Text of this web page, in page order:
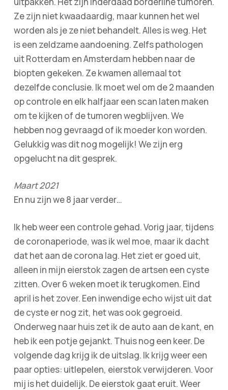
Ze zijn niet kwaadaardig, maar kunnen het wel
worden als je ze niet behandelt. Alles is weg. Het
is een zeldzame aandoening. Zelfs pathologen
uit Rotterdam en Amsterdam hebben naar de
biopten gekeken. Ze kwamen allemaal tot
dezelfde conclusie. Ik moet wel om de 2 maanden
op controle en elk halfjaar een scan laten maken
om te kijken of de tumoren wegblijven. We
hebben nog gevraagd of ik moeder kon worden.
Gelukkig was dit nog mogelijk! We zijn erg
opgelucht na dit gesprek.
Maart 2021
En nu zijn we 8 jaar verder…
Ik heb weer een controle gehad. Vorig jaar, tijdens
de coronaperiode, was ik wel moe, maar ik dacht
dat het aan de corona lag. Het ziet er goed uit,
alleen in mijn eierstok zagen de artsen een cyste
zitten. Over 6 weken moet ik terugkomen. Eind
april is het zover. Een inwendige echo wijst uit dat
de cyste er nog zit, het was ook gegroeid.
Onderweg naar huis zet ik de auto aan de kant, en
heb ik een potje gejankt. Thuis nog een keer. De
volgende dag krijg ik de uitslag. Ik krijg weer een
paar opties: uitlepelen, eierstok verwijderen. Voor
mij is het duidelijk. De eierstok gaat eruit. Weer